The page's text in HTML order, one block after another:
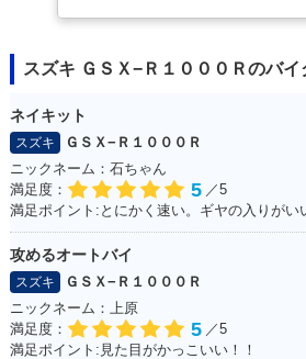
2017年 GSX-R100
0R ABS・追加
2017年 GSX-R100
チェンジ
2016年 GSX-R100
2015年 GSX-R100
スズキ ＧＳＸ−Ｒ１０００Ｒのバイ
ネイキット
スズキ
ＧＳＸ−Ｒ１０００Ｒ
ニックネーム：石ちゃん
満足度：
5 ／5
攻めるオートバイ
スズキ
ＧＳＸ−Ｒ１０００Ｒ
ニックネーム：上原
満足度：
5 ／5
満足ポイント:見た目がかっこいい！！